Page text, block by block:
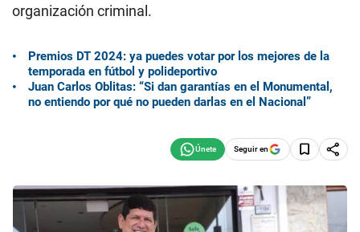
organización criminal.
Premios DT 2024: ya puedes votar por los mejores de la
temporada en fútbol y polideportivo
Juan Carlos Oblitas: “Si dan garantías en el Monumental,
no entiendo por qué no pueden darlas en el Nacional”
Seguir en